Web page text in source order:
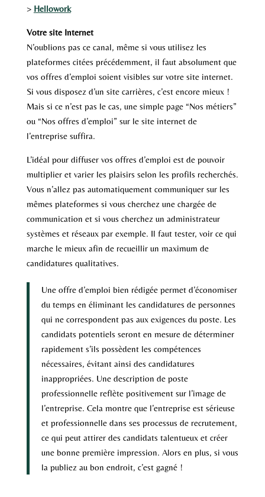
> Hellowork
Votre site Internet
N’oublions pas ce canal, même si vous utilisez les
plateformes citées précédemment, il faut absolument que
vos offres d’emploi soient visibles sur votre site internet.
Si vous disposez d’un site carrières, c’est encore mieux !
Mais si ce n’est pas le cas, une simple page “Nos métiers”
ou “Nos offres d’emploi” sur le site internet de
l’entreprise suffira.
L’idéal pour diffuser vos offres d’emploi est de pouvoir
multiplier et varier les plaisirs selon les profils recherchés.
Vous n’allez pas automatiquement communiquer sur les
mêmes plateformes si vous cherchez une chargée de
communication et si vous cherchez un administrateur
systèmes et réseaux par exemple. Il faut tester, voir ce qui
marche le mieux afin de recueillir un maximum de
candidatures qualitatives.
Une offre d’emploi bien rédigée permet d’économiser
du temps en éliminant les candidatures de personnes
qui ne correspondent pas aux exigences du poste. Les
candidats potentiels seront en mesure de déterminer
rapidement s’ils possèdent les compétences
nécessaires, évitant ainsi des candidatures
inappropriées. Une description de poste
professionnelle reflète positivement sur l’image de
l’entreprise. Cela montre que l’entreprise est sérieuse
et professionnelle dans ses processus de recrutement,
ce qui peut attirer des candidats talentueux et créer
une bonne première impression. Alors en plus, si vous
la publiez au bon endroit, c’est gagné !